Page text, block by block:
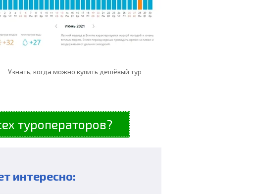
Узнать, когда можно купить дешёвый тур
туроператоров?
интересно: